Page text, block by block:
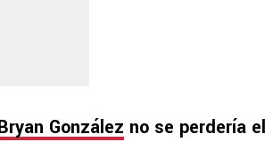
González no se perdería el